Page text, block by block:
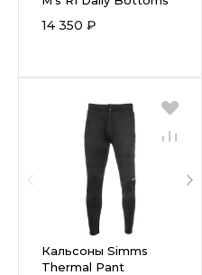
14 350 ₽
Кальсоны Simms
Thermal Pant